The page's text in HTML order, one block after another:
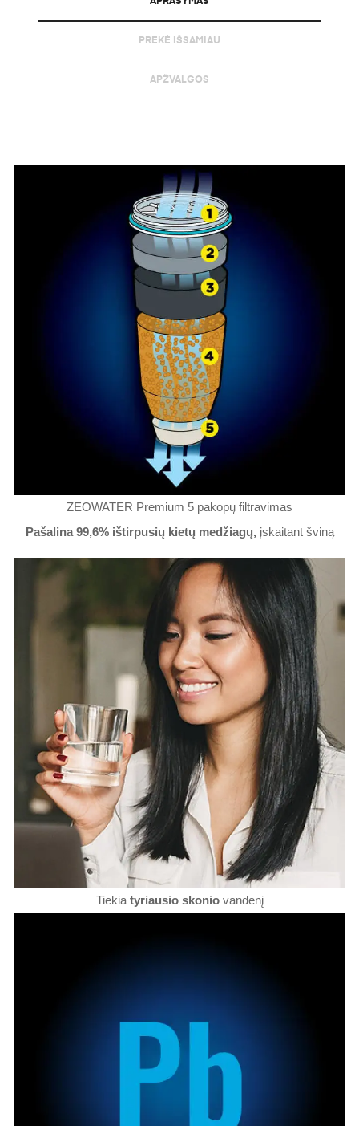
PREKĖ IŠSAMIAU
APŽVALGOS
ZEOWATER Premium 5 pakopų filtravimas
Pašalina 99,6% ištirpusių kietų medžiagų,įskaitant šviną
Tiekia tyriausio skoniovandenį